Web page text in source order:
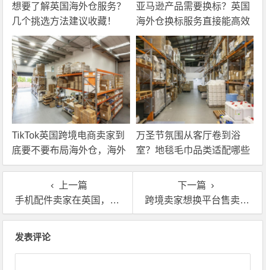
想要了解英国海外仓服务？
几个挑选方法建议收藏！
亚马逊产品需要换标？英国
海外仓换标服务直接能高效
解决！
TikTok英国跨境电商卖家到
底要不要布局海外仓，海外
仓优势分析！
万圣节氛围从客厅卷到浴
室？地毯毛巾品类适配哪些
海外仓服务？
上一篇
手机配件卖家在英国，真该考虑用海外仓了
下一篇
跨境卖家想换平台售卖？英国海外仓换标能帮大忙！
发表评论